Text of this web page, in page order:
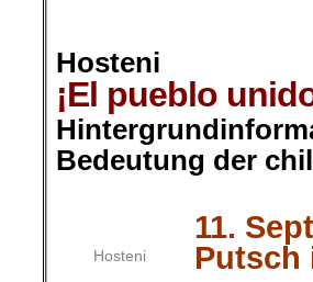
Hosteni
¡El pueblo
Bedeutung der
Hosteni
11.
Putsch